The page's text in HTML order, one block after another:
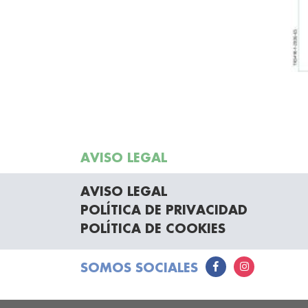
AVISO LEGAL
AVISO LEGAL
POLÍTICA DE PRIVACIDAD
POLÍTICA DE COOKIES
SOMOS SOCIALES